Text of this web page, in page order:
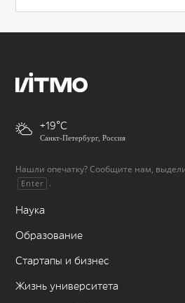
+19
Санкт-Петербург, Россия
Нашли опечатку? Сообщите нам,
Enter .
Наука
Образование
Стартапы и бизнес
Жизнь университета